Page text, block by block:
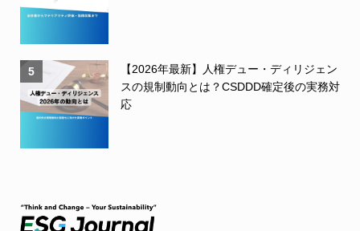
5
【2026年最新】人権デュー・ディリジェン
スの規制動向とは？CSDDD確定後の実務対
応